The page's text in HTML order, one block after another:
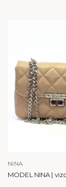
NINA
MODEL NINA |